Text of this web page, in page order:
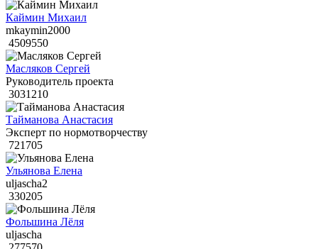
Каймин Михаил
mkaymin2000
4509550
Масляков Сергей
Руководитель проекта
3031210
Тайманова Анастасия
Эксперт по нормотворчеству
721705
Ульянова Елена
uljascha2
330205
Фольшина Лёля
uljascha